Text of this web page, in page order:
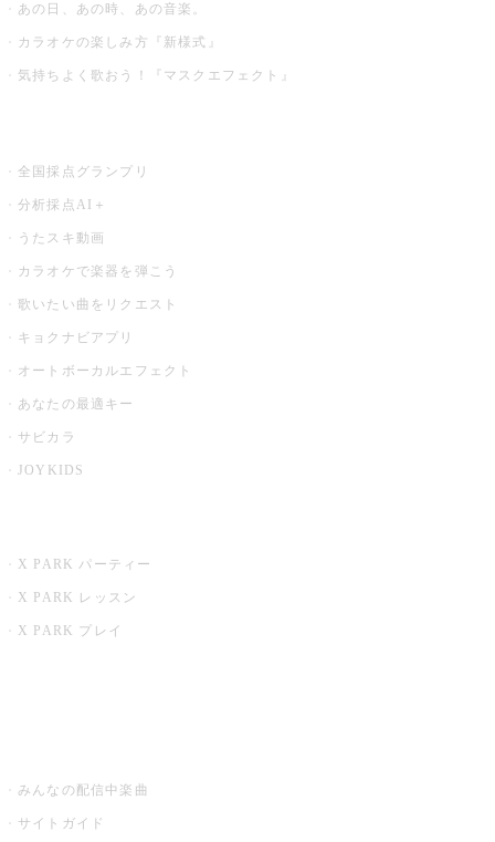
あの日、あの時、あの音楽。
カラオケの楽しみ方『新様式』
気持ちよく歌おう！『マスクエフェクト』
全国採点グランプリ
分析採点AI＋
うたスキ動画
カラオケで楽器を弾こう
歌いたい曲をリクエスト
キョクナビアプリ
オートボーカルエフェクト
あなたの最適キー
サビカラ
JOYKIDS
X PARK パーティー
X PARK レッスン
X PARK プレイ
みんなの配信中楽曲
サイトガイド